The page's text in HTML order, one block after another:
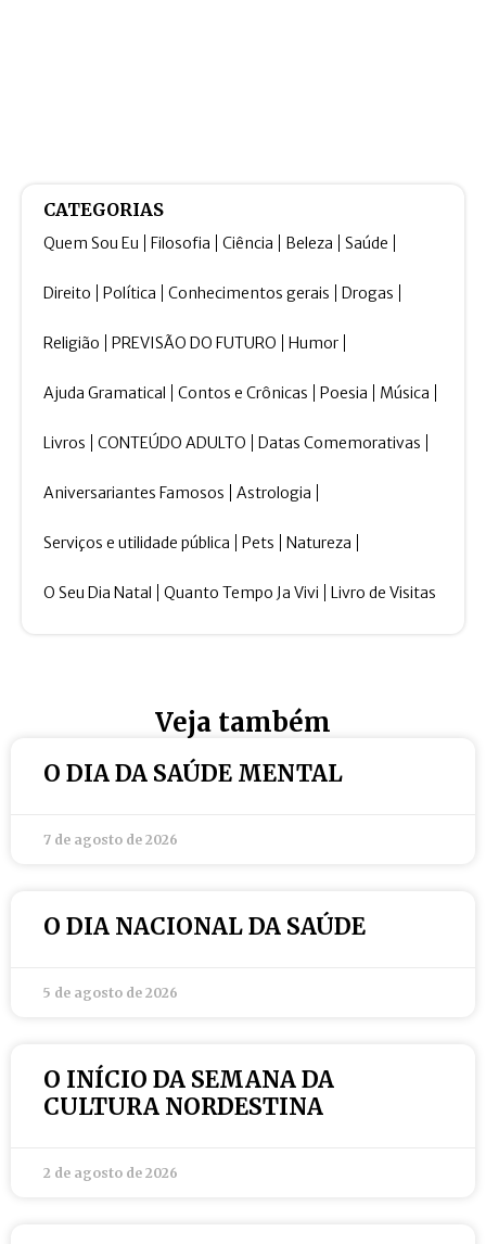
CATEGORIAS
Quem Sou Eu Filosofia Ciência Beleza Saúde
Direito Política Conhecimentos gerais Drogas
Religião PREVISÃO DO FUTURO Humor
Ajuda Gramatical Contos e Crônicas Poesia Música
Livros CONTEÚDO ADULTO Datas Comemorativas
Aniversariantes Famosos Astrologia
Serviços e utilidade pública Pets Natureza
O Seu Dia Natal Quanto Tempo Ja Vivi Livro de Visitas
Veja também
O DIA DA SAÚDE MENTAL
7 de agosto de 2026
O DIA NACIONAL DA SAÚDE
5 de agosto de 2026
O INÍCIO DA SEMANA DA
CULTURA NORDESTINA
2 de agosto de 2026